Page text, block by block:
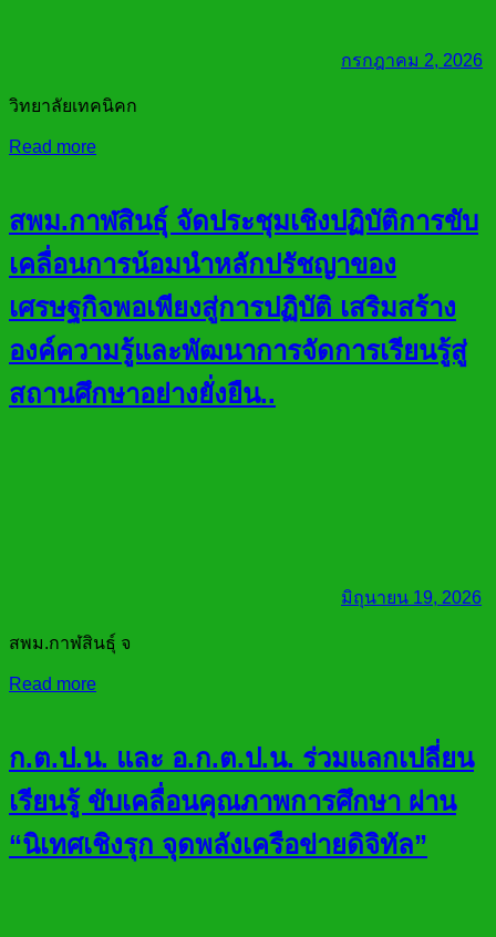
กรกฎาคม 2, 2026
วิทยาลัยเทคนิคก
Read more
สพม.กาฬสินธุ์ จัดประชุมเชิงปฏิบัติการขับ
เคลื่อนการน้อมนำหลักปรัชญาของ
เศรษฐกิจพอเพียงสู่การปฏิบัติ เสริมสร้าง
องค์ความรู้และพัฒนาการจัดการเรียนรู้สู่
สถานศึกษาอย่างยั่งยืน..
มิถุนายน 19, 2026
สพม.กาฬสินธุ์ จ
Read more
ก.ต.ป.น. และ อ.ก.ต.ป.น. ร่วมแลกเปลี่ยน
เรียนรู้ ขับเคลื่อนคุณภาพการศึกษา ผ่าน
“นิเทศเชิงรุก จุดพลังเครือข่ายดิจิทัล”